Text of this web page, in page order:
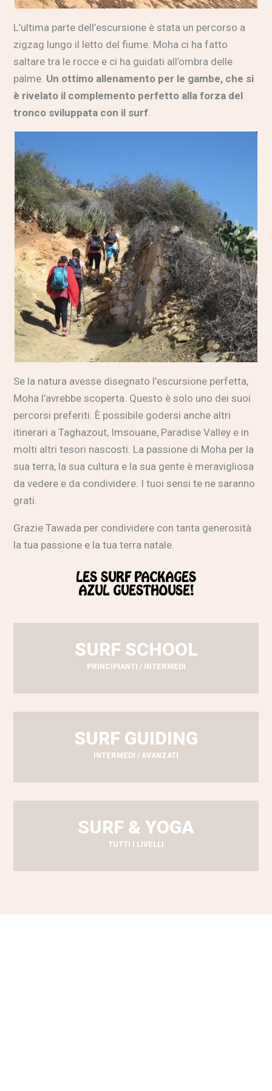
L’ultima parte dell’escursione è stata un percorso a
zigzag lungo il letto del fiume. Moha ci ha fatto
saltare tra le rocce e ci ha guidati all’ombra delle
palme. Un ottimo allenamento per le gambe, che si
è rivelato il complemento perfetto alla forza del
tronco sviluppata con il surf.
Se la natura avesse disegnato l’escursione perfetta,
Moha l’avrebbe scoperta. Questo è solo uno dei suoi
percorsi preferiti. È possibile godersi anche altri
itinerari a Taghazout, Imsouane, Paradise Valley e in
molti altri tesori nascosti. La passione di Moha per la
sua terra, la sua cultura e la sua gente è meravigliosa
da vedere e da condividere. I tuoi sensi te ne saranno
grati.
Grazie Tawada per condividere con tanta generosità
la tua passione e la tua terra natale.
LES SURF PACKAGES
AZUL GUESTHOUSE!
SURF SCHOOL
PRINCIPIANTI / INTERMEDI
SURF GUIDING
INTERMEDI / AVANZATI
SURF & YOGA
TUTTI I LIVELLI